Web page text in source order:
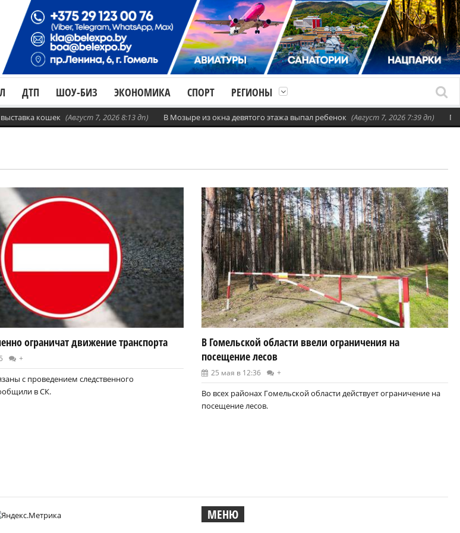
ДТП ШОУ-БИЗ ЭКОНОМИКА СПОРТ РЕГИОНЫ
кошек (Август 7, 2026 8:13 дп) В Мозыре из окна девятого этажа выпал ребенок (Август 7, 2026 7:39 дп) Где
ограничат движение транспорта
+
с проведением следственного
в СК.
В Гомельской области ввели ограничения на
посещение лесов
25 мая в 12:36 +
Во всех районах Гомельской области действует ограничение на
посещение лесов.
МЕНЮ